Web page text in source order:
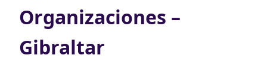
Organizaciones –
Gibraltar